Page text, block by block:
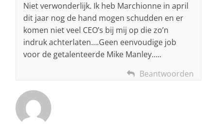
Niet verwonderlijk. Ik heb Marchionne in april
dit jaar nog de hand mogen schudden en er
komen niet veel CEO’s bij mij op die zo’n
indruk achterlaten….Geen eenvoudige job
voor de getalenteerde Mike Manley…..
Beantwoorden